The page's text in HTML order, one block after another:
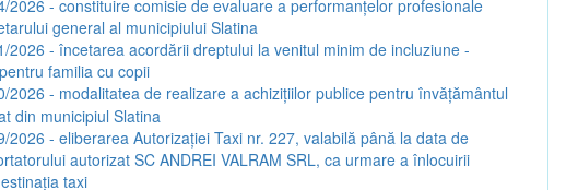
2026 - constituire comisie de evaluare a performanţelor profesionale
general al municipiului Slatina
2026 - încetarea acordării dreptului la venitul minim de incluziune -
familia cu copii
2026 - modalitatea de realizare a achizițiilor publice pentru învățământul
din municipiul Slatina
2026 - eliberarea Autorizației Taxi nr. 227, valabilă până la data de
autorizat SC ANDREI VALRAM SRL, ca urmare a înlocuirii
taxi